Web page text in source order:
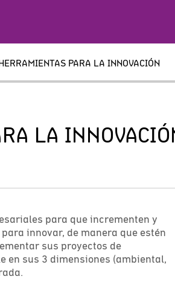
PARA LA INNOVACIÓN
LA
para que incrementen y
innovar, de manera que estén
sus proyectos de
en sus 3 dimensiones (ambiental,